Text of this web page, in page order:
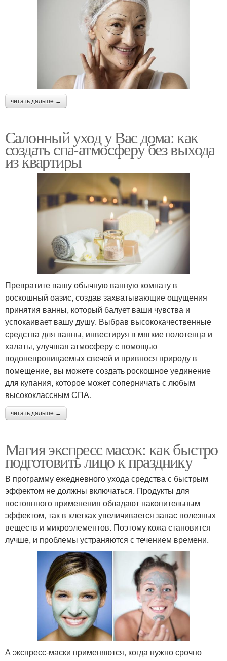
читать дальше →
Салонный уход у Вас дома: как
создать спа-атмосферу без выхода
из квартиры
Превратите вашу обычную ванную комнату в
роскошный оазис, создав захватывающие ощущения
принятия ванны, который балует ваши чувства и
успокаивает вашу душу. Выбрав высококачественные
средства для ванны, инвестируя в мягкие полотенца и
халаты, улучшая атмосферу с помощью
водонепроницаемых свечей и привнося природу в
помещение, вы можете создать роскошное уединение
для купания, которое может соперничать с любым
высококлассным СПА.
читать дальше →
Магия экспресс масок: как быстро
подготовить лицо к празднику
В программу ежедневного ухода средства с быстрым
эффектом не должны включаться. Продукты для
постоянного применения обладают накопительным
эффектом, так в клетках увеличивается запас полезных
веществ и микроэлементов. Поэтому кожа становится
лучше, и проблемы устраняются с течением времени.
А экспресс-маски применяются, когда нужно срочно